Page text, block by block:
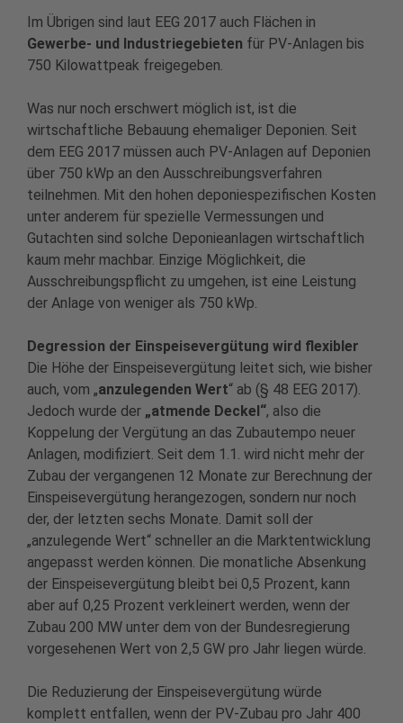
Im Übrigen sind laut EEG 2017 auch Flächen in
Gewerbe- und Industriegebieten für PV-Anlagen bis
750 Kilowattpeak freigegeben.
Was nur noch erschwert möglich ist, ist die
wirtschaftliche Bebauung ehemaliger Deponien. Seit
dem EEG 2017 müssen auch PV-Anlagen auf Deponien
über 750 kWp an den Ausschreibungsverfahren
teilnehmen. Mit den hohen deponiespezifischen Kosten
unter anderem für spezielle Vermessungen und
Gutachten sind solche Deponieanlagen wirtschaftlich
kaum mehr machbar. Einzige Möglichkeit, die
Ausschreibungspflicht zu umgehen, ist eine Leistung
der Anlage von weniger als 750 kWp.
Degression der Einspeisevergütung wird flexibler
Die Höhe der Einspeisevergütung leitet sich, wie bisher
auch, vom „anzulegenden Wert“ ab (§ 48 EEG 2017).
Jedoch wurde der „atmende Deckel“, also die
Koppelung der Vergütung an das Zubautempo neuer
Anlagen, modifiziert. Seit dem 1.1. wird nicht mehr der
Zubau der vergangenen 12 Monate zur Berechnung der
Einspeisevergütung herangezogen, sondern nur noch
der, der letzten sechs Monate. Damit soll der
„anzulegende Wert“ schneller an die Marktentwicklung
angepasst werden können. Die monatliche Absenkung
der Einspeisevergütung bleibt bei 0,5 Prozent, kann
aber auf 0,25 Prozent verkleinert werden, wenn der
Zubau 200 MW unter dem von der Bundesregierung
vorgesehenen Wert von 2,5 GW pro Jahr liegen würde.
Die Reduzierung der Einspeisevergütung würde
komplett entfallen, wenn der PV-Zubau pro Jahr 400